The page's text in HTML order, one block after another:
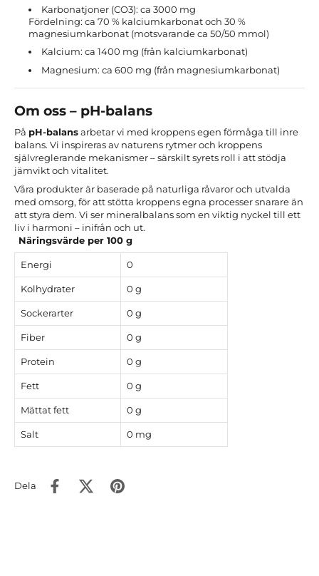
Karbonatjoner (CO3): ca 3000 mg
Fördelning: ca 70 % kalciumkarbonat och 30 %
magnesiumkarbonat (motsvarande ca 50/50 mmol)
Kalcium: ca 1400 mg (från kalciumkarbonat)
Magnesium: ca 600 mg (från magnesiumkarbonat)
Om oss – pH-balans
På pH-balans arbetar vi med kroppens egen förmåga till inre
balans. Vi inspireras av naturens rytmer och kroppens
självreglerande mekanismer – särskilt syrets roll i att stödja
jämvikt och vitalitet.
Våra produkter är baserade på naturliga råvaror och utvalda
med omsorg, för att stötta kroppens egna processer snarare än
att styra dem. Vi ser mineralbalans som en viktig nyckel till ett
liv i harmoni – inifrån och ut.
Näringsvärde per 100 g
Energi 0
Kolhydrater 0 g
Sockerarter 0 g
Fiber 0 g
Protein 0 g
Fett 0 g
Mättat fett 0 g
Salt 0 mg
Dela